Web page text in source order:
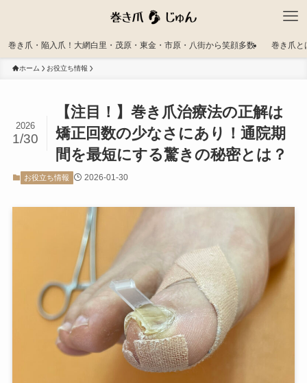
巻き爪・陥入爪！大網白里・茂原・東金・市原・八街から笑顔多数 巻き爪と
ホーム お役立ち情報
【注目！】巻き爪治療法の正解は
矯正回数の少なさにあり！通院期
間を最短にする驚きの秘密とは？
2026
1/30
お役立ち情報 2026-01-30